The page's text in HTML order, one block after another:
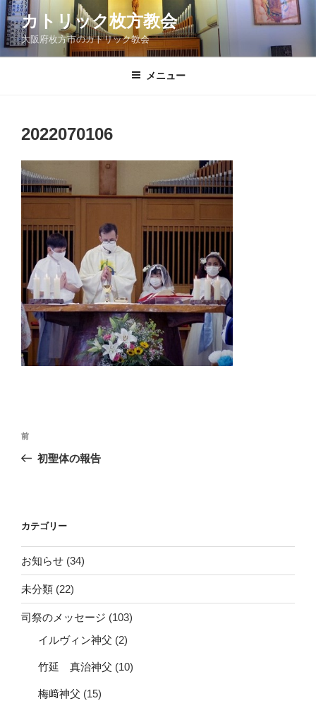
コ
ン
テ
ン
カトリック枚方教会
大阪府枚方市のカトリック教会
メニュー
2022070106
投
ー
シ
ョ
ン
前
の
前
初聖体の報告
カテゴリー
お知らせ (34)
未分類 (22)
司祭のメッセージ (103)
イルヴィン神父 (2)
竹延 真治神父 (10)
梅﨑神父 (15)